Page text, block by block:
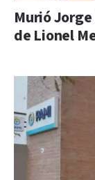
Murió
de Lionel